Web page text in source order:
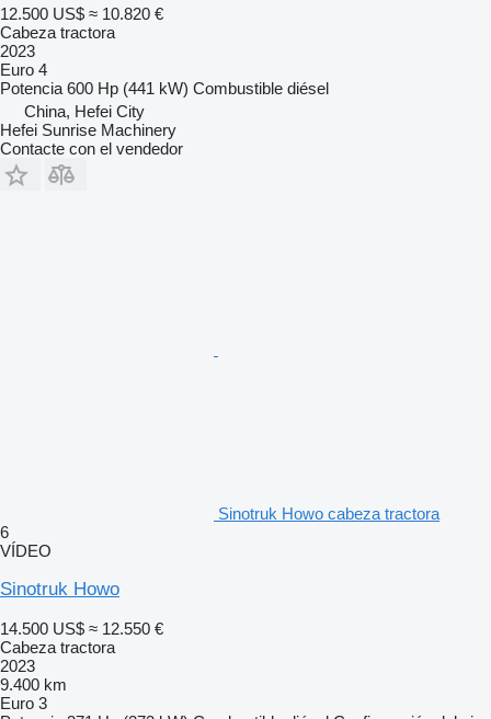
12.500 US$ ≈ 10.820 €
Cabeza tractora
2023
Euro 4
Potencia 600 Hp (441 kW) Combustible diésel
China, Hefei City
Hefei Sunrise Machinery
Contacte con el vendedor
Sinotruk Howo cabeza tractora
6
VÍDEO
Sinotruk Howo
14.500 US$ ≈ 12.550 €
Cabeza tractora
2023
9.400 km
Euro 3